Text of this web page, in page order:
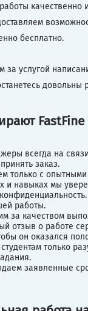
качественно
бесплатно.
за услугой
довольны
FastFine
всегда на
заказ.
только с
и навыках мы
работы.
за качеством
отзыв о работе
он оказался
только
заявленные